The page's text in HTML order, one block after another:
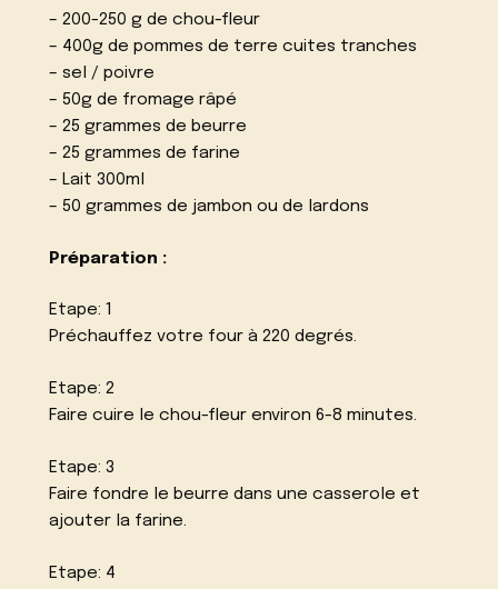
– 200-250 g de chou-fleur
– 400g de pommes de terre cuites tranches
– sel / poivre
– 50g de fromage râpé
– 25 grammes de beurre
– 25 grammes de farine
– Lait 300ml
– 50 grammes de jambon ou de lardons
Préparation :
Etape: 1
Préchauffez votre four à 220 degrés.
Etape: 2
Faire cuire le chou-fleur environ 6-8 minutes.
Etape: 3
Faire fondre le beurre dans une casserole et
ajouter la farine.
Etape: 4